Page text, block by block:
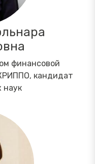
финансовой
кандидат
наук